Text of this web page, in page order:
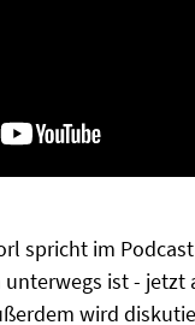
spricht im
ist -
wird